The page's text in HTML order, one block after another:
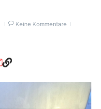
Keine Kommentare